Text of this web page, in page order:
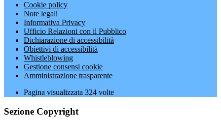
Cookie policy
Note legali
Informativa Privacy
Ufficio Relazioni con il Pubblico
Dichiarazione di accessibilità
Obiettivi di accessibilità
Whistleblowing
Gestione consensi cookie
Amministrazione trasparente
Pagina visualizzata 324 volte
Sezione Copyright